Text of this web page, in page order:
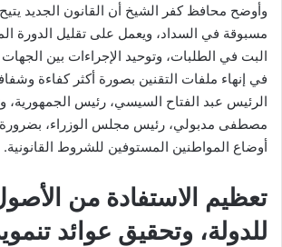
وأوضح محافظ كفر الشيخ أن القانون الجديد
مسبوقة في السداد، ويعمل على تقليل الدورة
البت في الطلبات، وتوحيد الإجراءات بين الجهات
في إنهاء ملفات التقنين بصورة أكثر كفاءة
الرئيس عبد الفتاح السيسي، رئيس الجمهورية،
مصطفى مدبولي، رئيس مجلس الوزراء، بضرورة
أوضاع المواطنين المستوفين للشروط القانونية.
تعظيم الاستفادة من
للدولة، وتحقيق عوائد